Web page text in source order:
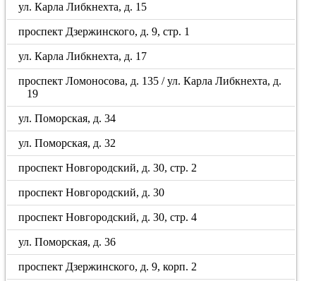
ул. Карла Либкнехта, д. 15
проспект Дзержинского, д. 9, стр. 1
ул. Карла Либкнехта, д. 17
проспект Ломоносова, д. 135 / ул. Карла Либкнехта, д.
19
ул. Поморская, д. 34
ул. Поморская, д. 32
проспект Новгородский, д. 30, стр. 2
проспект Новгородский, д. 30
проспект Новгородский, д. 30, стр. 4
ул. Поморская, д. 36
проспект Дзержинского, д. 9, корп. 2